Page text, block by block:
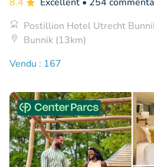
Postillion Hotel Utrecht
Bunnik (13km)
Vendu : 167